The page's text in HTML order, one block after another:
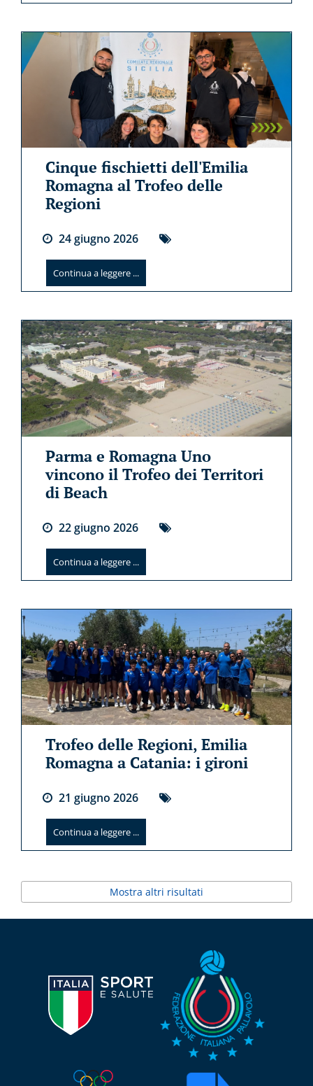
Cinque fischietti dell'Emilia
Romagna al Trofeo delle
Regioni
24giugno 2026
Continua a leggere ...
Parma e Romagna Uno
vincono il Trofeo dei Territori
di Beach
22giugno 2026
Continua a leggere ...
Trofeo delle Regioni, Emilia
Romagna a Catania: i gironi
21 giugno 2026
Continua a leggere ...
Mostra altri risultati